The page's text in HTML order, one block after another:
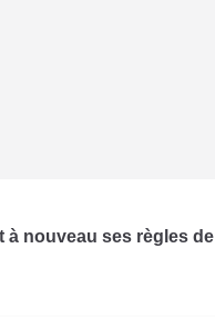
à nouveau ses règles de